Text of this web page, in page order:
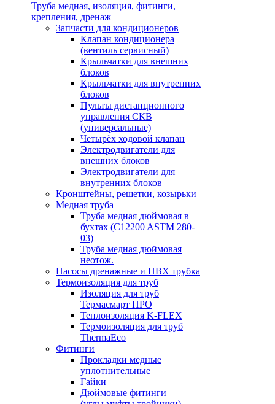
Труба медная, изоляция, фитинги,
крепления, дренаж
Запчасти для кондиционеров
Клапан кондиционера
(вентиль сервисный)
Крыльчатки для внешних
блоков
Крыльчатки для внутренних
блоков
Пульты дистанционного
управления СКВ
(универсальные)
Четырёх ходовой клапан
Электродвигатели для
внешних блоков
Электродвигатели для
внутренних блоков
Кронштейны, решетки, козырьки
Медная труба
Труба медная дюймовая в
бухтах (C12200 ASTM 280-
03)
Труба медная дюймовая
неотож.
Насосы дренажные и ПВХ трубка
Термоизоляция для труб
Изоляция для труб
Термасмарт ПРО
Теплоизоляция K-FLEX
Термоизоляция для труб
ThermaEco
Фитинги
Прокладки медные
уплотнительные
Гайки
Дюймовые фитинги